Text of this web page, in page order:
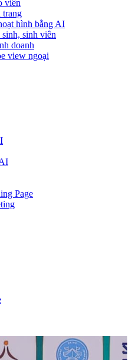
viên
trang
hình bằng AI
sinh viên
doanh
view ngoại
Page